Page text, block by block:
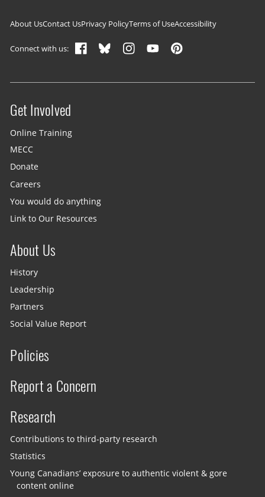
Footer navigation
About UsContact UsPrivacy PolicyTerms of UseAccessibility
Connect with us:
Site menu
Get Involved
Online Training
MECC
Donate
Careers
You would do anything
Link to Our Resources
About Us
History
Leadership
Partners
Social Value Report
Policies
Report a Concern
Research
Contributions to third-party research
Statistics
Young Canadians’ exposure to authentic violent & gore
content online